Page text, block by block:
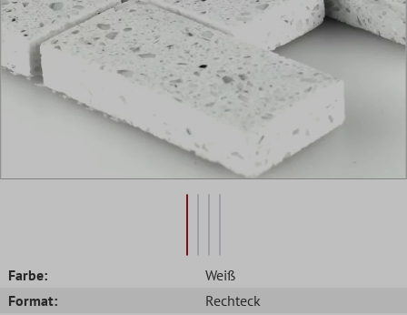
Farbe:
Weiß
Format:
Rechteck